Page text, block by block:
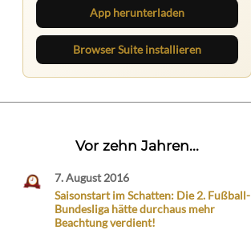
App herunterladen
Browser Suite installieren
Vor zehn Jahren...
7. August 2016
Saisonstart im Schatten: Die 2. Fußball-
Bundesliga hätte durchaus mehr
Beachtung verdient!